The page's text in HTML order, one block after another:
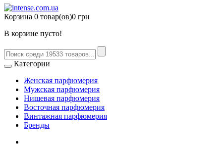
Корзина 0 товар(ов)0 грн
В корзине пусто!
Категории
Женская парфюмерия
Мужская парфюмерия
Нишевая парфюмерия
Восточная парфюмерия
Винтажная парфюмерия
Бренды